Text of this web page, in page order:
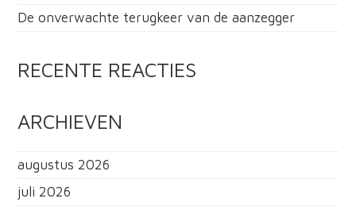
De onverwachte terugkeer van de aanzegger
RECENTE REACTIES
ARCHIEVEN
augustus 2026
juli 2026